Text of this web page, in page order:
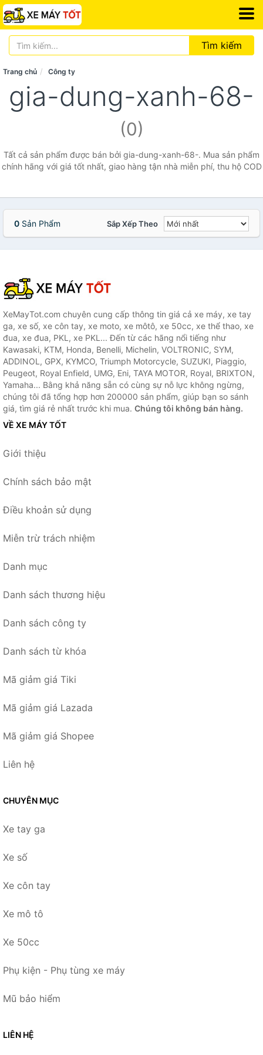
Tìm kiếm
Trang chủ Công ty
gia-dung-xanh-68-
(0)
Tất cả sản phẩm được bán bởi gia-dung-xanh-68-. Mua sản phẩm
chính hãng với giá tốt nhất, giao hàng tận nhà miễn phí, thu hộ COD
0 Sản Phẩm Sắp Xếp Theo
XeMayTot.com chuyên cung cấp thông tin giá cả xe máy, xe tay
ga, xe số, xe côn tay, xe moto, xe môtô, xe 50cc, xe thể thao, xe
đua, xe đua, PKL, xe PKL... Đến từ các hãng nổi tiếng như
Kawasaki, KTM, Honda, Benelli, Michelin, VOLTRONIC, SYM,
ADDINOL, GPX, KYMCO, Triumph Motorcycle, SUZUKI, Piaggio,
Peugeot, Royal Enfield, UMG, Eni, TAYA MOTOR, Royal, BRIXTON,
Yamaha... Bằng khả năng sẵn có cùng sự nỗ lực không ngừng,
chúng tôi đã tổng hợp hơn 200000 sản phẩm, giúp bạn so sánh
giá, tìm giá rẻ nhất trước khi mua. Chúng tôi không bán hàng.
VỀ XE MÁY TỐT
Giới thiệu
Chính sách bảo mật
Điều khoản sử dụng
Miễn trừ trách nhiệm
Danh mục
Danh sách thương hiệu
Danh sách công ty
Danh sách từ khóa
Mã giảm giá Tiki
Mã giảm giá Lazada
Mã giảm giá Shopee
Liên hệ
CHUYÊN MỤC
Xe tay ga
Xe số
Xe côn tay
Xe mô tô
Xe 50cc
Phụ kiện - Phụ tùng xe máy
Mũ bảo hiểm
LIÊN HỆ